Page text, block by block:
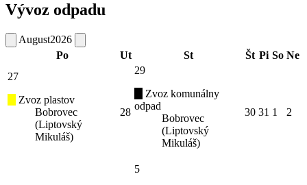
Vývoz odpadu
August2026
Po
Ut St Št Pi So Ne
27
Zvoz plastov
Bobrovec
(Liptovský
Mikuláš)
28
29
Zvoz komunálny
odpad
Bobrovec
(Liptovský
Mikuláš)
30 31 1 2
5